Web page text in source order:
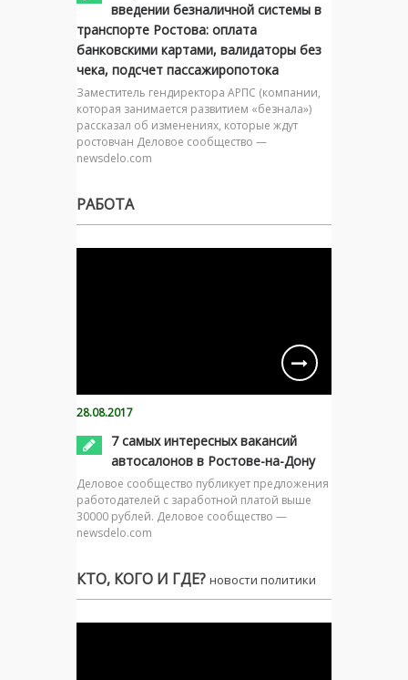
введении безналичной системы в
транспорте Ростова: оплата
банковскими картами, валидаторы без
чека, подсчет пассажиропотока
Заместитель гендиректора АРПС (компании,
которая занимается развитием «безнала»)
рассказал об изменениях, которые ждут
ростовчан Деловое сообщество —
newsdelo.com
РАБОТА
28.08.2017
7 самых интересных вакансий
автосалонов в Ростове-на-Дону
Деловое сообщество публикует предложения
работодателей с заработной платой выше
30000 рублей. Деловое сообщество —
newsdelo.com
КТО, КОГО И ГДЕ? новости политики